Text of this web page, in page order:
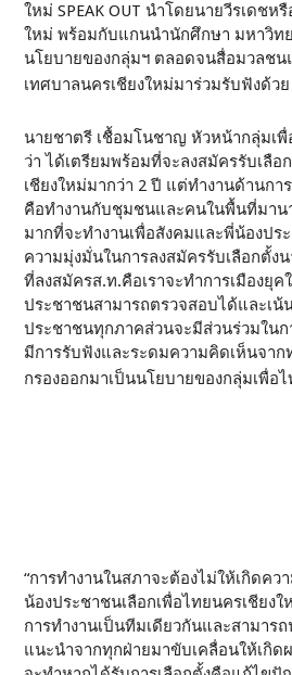
ใหม่ SPEAK OUT นำโดยนายวีรเดช
ใหม่ พร้อมกับแกนนำนักศึกษา มหาวิท
นโยบายของกลุ่มฯ ตลอดจนสื่อมวลชน
เทศบาลนครเชียงใหม่มาร่วมรับฟังด้วย
นายชาตรี เชื้อมโนชาญ หัวหน้ากลุ่มเพื่
ว่า ได้เตรียมพร้อมที่จะลงสมัครรับเลื
เชียงใหม่มากว่า 2 ปี แต่ทำงานด้านก
คือทำงานกับชุมชนและคนในพื้นที่มาน
มากที่จะทำงานเพื่อสังคมและพี่น้องป
ความมุ่งมั่นในการลงสมัครรับเลือกตั้ง
ที่ลงสมัครส.ท.คือเราจะทำการเมืองยุค
ประชาชนสามารถตรวจสอบได้และเน้
ประชาชนทุกภาคส่วนจะมีส่วนร่วมใน
มีการรับฟังและระดมความคิดเห็นจา
กรองออกมาเป็นนโยบายของกลุ่มเพื่อ
“การทำงานในสภาจะต้องไม่ให้เกิดค
น้องประชาชนเลือกเพื่อไทยนครเชียง
การทำงานเป็นทีมเดียวกันและสามาร
แนะนำจากทุกฝ่ายมาขับเคลื่อนให้เกิด